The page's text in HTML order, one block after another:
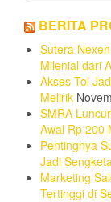
BERITA
Sutera
Milenial dari
Akses Tol
Melirik
SMRA
Awal Rp 200
Pentingnya
Jadi Sengketa
Marketing
Tertinggi di